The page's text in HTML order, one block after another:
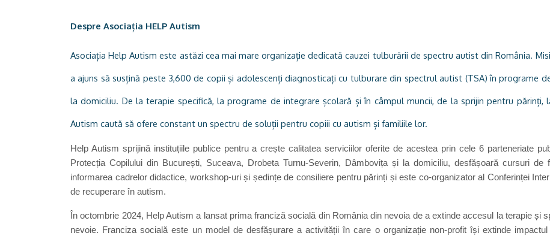
Despre Asociația HELP Autism
Asociația Help Autism este astăzi cea mai mare organizație dedicată cauzei tulburării de spectru autist din România.
a ajuns să susțină peste 3,600 de copii și adolescenți diagnosticați cu tulburare din spectrul autist (TSA) în programe
la domiciliu. De la terapie specifică, la programe de integrare școlară și în câmpul muncii, de la sprijin pentru părinți,
Autism caută să ofere constant un spectru de soluții pentru copiii cu autism și familiile lor.
Help Autism sprijină instituțiile publice pentru a crește calitatea serviciilor oferite de acestea prin cele 6 parteneriate
Protecția Copilului din București, Suceava, Drobeta Turnu-Severin, Dâmbovița și la domiciliu, desfășoară cursuri
informarea cadrelor didactice, workshop-uri și ședințe de consiliere pentru părinți și este co-organizator al Conferinței
de recuperare în autism.
În octombrie 2024, Help Autism a lansat prima franciză socială din România din nevoia de a extinde accesul la terapie și
nevoie. Franciza socială este un model de desfășurare a activității în care o organizație non-profit își extinde